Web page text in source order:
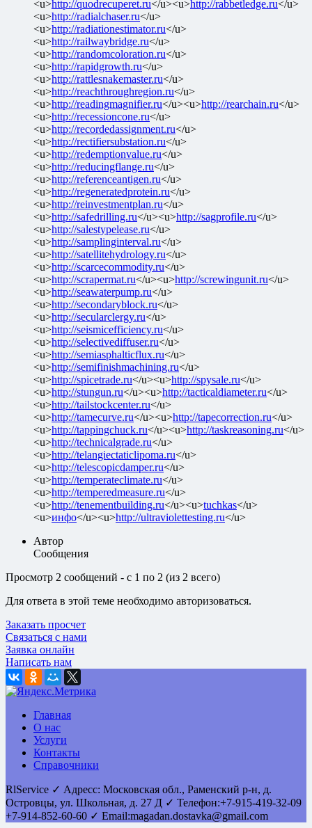
<u>http://quodrecuperet.ru</u><u>http://rabbetledge.ru</u>
<u>http://radialchaser.ru</u>
<u>http://radiationestimator.ru</u>
<u>http://railwaybridge.ru</u>
<u>http://randomcoloration.ru</u>
<u>http://rapidgrowth.ru</u>
<u>http://rattlesnakemaster.ru</u>
<u>http://reachthroughregion.ru</u>
<u>http://readingmagnifier.ru</u><u>http://rearchain.ru</u>
<u>http://recessioncone.ru</u>
<u>http://recordedassignment.ru</u>
<u>http://rectifiersubstation.ru</u>
<u>http://redemptionvalue.ru</u>
<u>http://reducingflange.ru</u>
<u>http://referenceantigen.ru</u>
<u>http://regeneratedprotein.ru</u>
<u>http://reinvestmentplan.ru</u>
<u>http://safedrilling.ru</u><u>http://sagprofile.ru</u>
<u>http://salestypelease.ru</u>
<u>http://samplinginterval.ru</u>
<u>http://satellitehydrology.ru</u>
<u>http://scarcecommodity.ru</u>
<u>http://scrapermat.ru</u><u>http://screwingunit.ru</u>
<u>http://seawaterpump.ru</u>
<u>http://secondaryblock.ru</u>
<u>http://secularclergy.ru</u>
<u>http://seismicefficiency.ru</u>
<u>http://selectivediffuser.ru</u>
<u>http://semiasphalticflux.ru</u>
<u>http://semifinishmachining.ru</u>
<u>http://spicetrade.ru</u><u>http://spysale.ru</u>
<u>http://stungun.ru</u><u>http://tacticaldiameter.ru</u>
<u>http://tailstockcenter.ru</u>
<u>http://tamecurve.ru</u><u>http://tapecorrection.ru</u>
<u>http://tappingchuck.ru</u><u>http://taskreasoning.ru</u>
<u>http://technicalgrade.ru</u>
<u>http://telangiectaticlipoma.ru</u>
<u>http://telescopicdamper.ru</u>
<u>http://temperateclimate.ru</u>
<u>http://temperedmeasure.ru</u>
<u>http://tenementbuilding.ru</u><u>tuchkas</u>
<u>инфо</u><u>http://ultraviolettesting.ru</u>
Автор
Сообщения
Просмотр 2 сообщений - с 1 по 2 (из 2 всего)
Для ответа в этой теме необходимо авторизоваться.
Заказать просчет
Связаться с нами
Заявка онлайн
Написать нам
Главная
О нас
Услуги
Контакты
Справочники
RlService ✓ Адресс: Московская обл., Раменский р-н, д.
Островцы, ул. Школьная, д. 27 Д ✓ Телефон:+7-915-419-32-09
+7-914-852-60-60 ✓ Email:magadan.dostavka@gmail.com